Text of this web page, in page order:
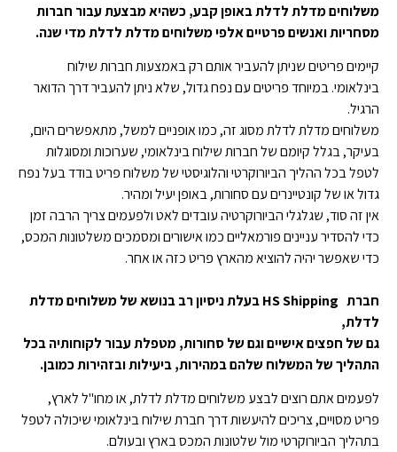
משלוחים מדלת לדלת באופן קבע, כשהיא מבצעת עבור חברות
מסחריות ואנשים פרטיים אלפי משלוחים מדלת לדלת מדי שנה.
קיימים פריטים שניתן להעביר אותם רק באמצעות חברות שילוח
בינלאומי. במיוחד פריטים עם נפח גדול, שלא ניתן להעביר דרך הדואר
הרגיל.
משלוחים מדלת לדלת מסוג זה, כמו אופניים למשל, מתאפשרים היום,
בעיקר, בגלל קיומם של חברות שילוח בינלאומי, שערוכות ומסוגלות
לטפל בכל ההליך הביורוקרטי והלוגיסטי של משלוח פריט בודד בעל נפח
גדול או של קונטיינרים עם סחורות, באופן יעיל ומהיר.
אין זה סוד, שגלגלי הביורוקרטיה עובדים לאט ולפעמים צריך הרבה זמן
כדי להסדיר עניינים פורמאליים כמו אישורים ומסמכים משלטונות המכס,
כדי שאפשר יהיה להוציא מהארץ פריט כזה או אחר.
חברת HS Shipping בעלת ניסיון רב בנושא של משלוחים מדלת
לדלת,
גם של חפצים אישיים וגם של סחורות, מטפלת עבור לקוחותיה בכל
התהליך של המשלוח שלהם במהירות, ביעילות ובזהירות כמובן.
לפעמים אתם רוצים לבצע משלוחים מדלת לדלת, או מחו"ל לארץ,
פריט מסויים, צריכים להיעשות דרך חברת שילוח בינלאומי שיכולה לטפל
בתהליך הביורוקרטי מול שלטונות המכס בארץ ובעולם.